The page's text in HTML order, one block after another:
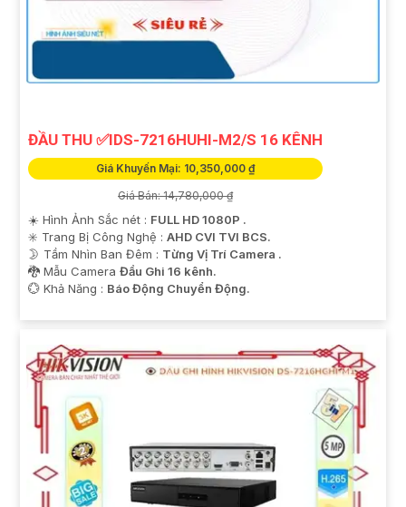
ĐẦU THU ✅IDS-7216HUHI-M2/S 16 KÊNH
Giá Khuyến Mại: 10,350,000 ₫
Giá Bán: 14,780,000 ₫
☀️ Hình Ảnh Sắc nét : FULL HD 1080P .
✳️ Trang Bị Công Nghệ : AHD CVI TVI BCS.
🌛 Tầm Nhìn Ban Đêm : Từng Vị Trí Camera .
🐉️ Mẫu Camera Đầu Ghi 16 kênh.
️💮 Khả Năng : Báo Động Chuyển Động.